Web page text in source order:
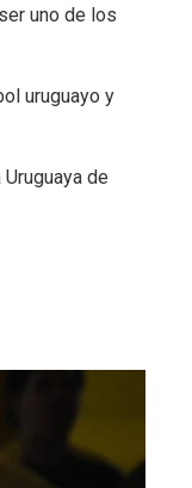
uno de los
uruguayo y
de